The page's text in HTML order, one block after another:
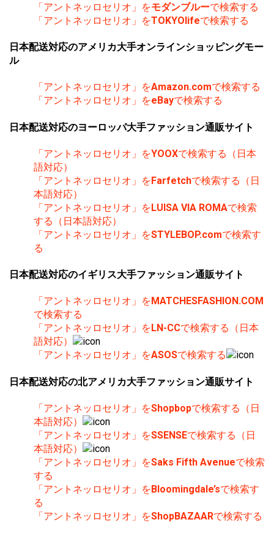
「アントネッロセリオ」をモダンブルーで検索する
「アントネッロセリオ」をTOKYOlifeで検索する
日本配送対応のアメリカ大手オンラインショッピングモー
ル
「アントネッロセリオ」をAmazon.comで検索する
「アントネッロセリオ」をeBayで検索する
日本配送対応のヨーロッパ大手ファッション通販サイト
「アントネッロセリオ」をYOOXで検索する（日本
語対応）
「アントネッロセリオ」をFarfetchで検索する（日
本語対応）
「アントネッロセリオ」をLUISA VIA ROMAで検索
する（日本語対応）
「アントネッロセリオ」をSTYLEBOP.comで検索す
る
日本配送対応のイギリス大手ファッション通販サイト
「アントネッロセリオ」を MATCHESFASHION.COM
で検索する
「アントネッロセリオ」を LN-CCで検索する（日本
語対応）
「アントネッロセリオ」をASOSで検索する
日本配送対応の北アメリカ大手ファッション通販サイト
「アントネッロセリオ」をShopbopで検索する（日
本語対応）
「アントネッロセリオ」をSSENSEで検索する（日
本語対応）
「アントネッロセリオ」をSaks Fifth Avenueで検索
する
「アントネッロセリオ」をBloomingdale’sで検索す
る
「アントネッロセリオ」をShopBAZAARで検索する